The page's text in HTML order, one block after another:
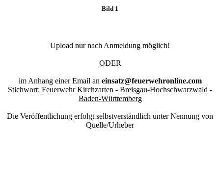
Bild 1
Upload nur nach Anmeldung möglich!
ODER
im Anhang einer Email an einsatz@feuerwehronline.com
Stichwort: Feuerwehr Kirchzarten - Breisgau-Hochschwarzwald -
Baden-Württemberg
Die Veröffentlichung erfolgt selbstverständlich unter Nennung von
Quelle/Urheber